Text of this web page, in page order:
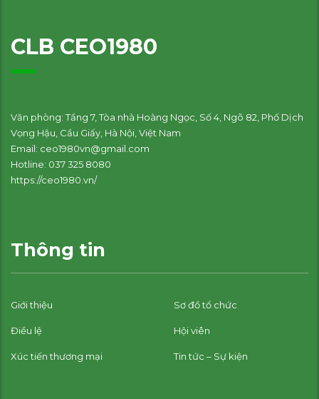
CLB CEO1980
Văn phòng: Tầng 7, Tòa nhà Hoàng Ngọc, Số 4, Ngõ 82, Phố Dịch
Vọng Hậu, Cầu Giấy, Hà Nội, Việt Nam
Email: ceo1980vn@gmail.com
Hotline: 037 325 8080
https://ceo1980.vn/
Thông tin
Giới thiệu Sơ đồ tổ chức
Điều lệ Hội viên
Xúc tiến thương mại Tin tức – Sự kiện